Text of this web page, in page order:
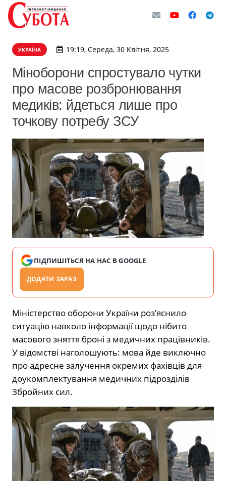
УКРАЇНА 19:19, Середа, 30 Квітня, 2025
Міноборони спростувало чутки
про масове розбронювання
медиків: йдеться лише про
точкову потребу ЗСУ
ПІДПИШІТЬСЯ НА НАС В GOOGLE
ДОДАТИ ЗАРАЗ
Міністерство оборони України роз’яснило
ситуацію навколо інформації щодо нібито
масового зняття броні з медичних працівників.
У відомстві наголошують: мова йде виключно
про адресне залучення окремих фахівців для
доукомплектування медичних підрозділів
Збройних сил.